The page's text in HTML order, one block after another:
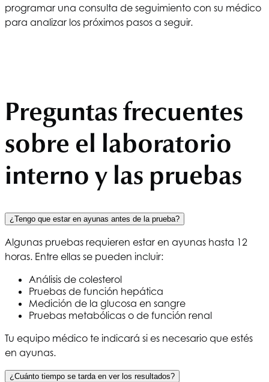
programar una consulta de seguimiento con su médico
para analizar los próximos pasos a seguir.
Preguntas frecuentes
sobre el laboratorio
interno y las pruebas
¿Tengo que estar en ayunas antes de la prueba?
Algunas pruebas requieren estar en ayunas hasta 12
horas. Entre ellas se pueden incluir:
Análisis de colesterol
Pruebas de función hepática
Medición de la glucosa en sangre
Pruebas metabólicas o de función renal
Tu equipo médico te indicará si es necesario que estés
en ayunas.
¿Cuánto tiempo se tarda en ver los resultados?